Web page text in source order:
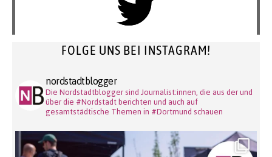
FOLGE UNS BEI INSTAGRAM!
nordstadtblogger
Die Nordstadtblogger sind Journalist:innen, die aus der und
über die #Nordstadt berichten und auch auf
gesamtstädtische Themen in #Dortmund schauen